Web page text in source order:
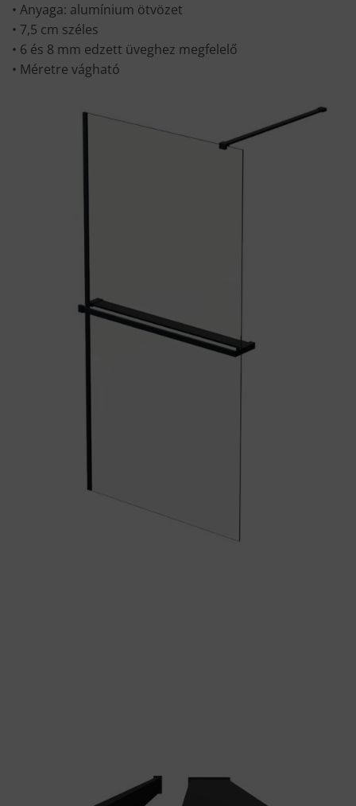
• Anyaga: alumínium ötvözet
• 7,5 cm széles
• 6 és 8 mm edzett üveghez megfelelő
• Méretre vágható